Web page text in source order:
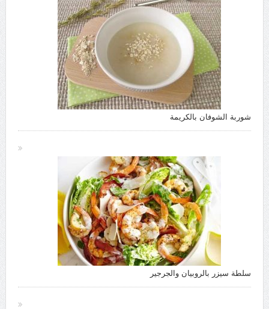
شوربة الشوفان بالكريمة
سلطة سيزر بالروبيان والجرجير